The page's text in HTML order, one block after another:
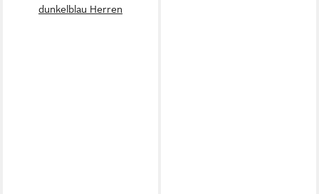
dunkelblau Herren